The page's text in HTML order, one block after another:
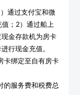
通过支付宝和微
；2）通过船上
金存款机为房卡
行现金充值。
卡绑定至自有房卡
的服务费和税费总